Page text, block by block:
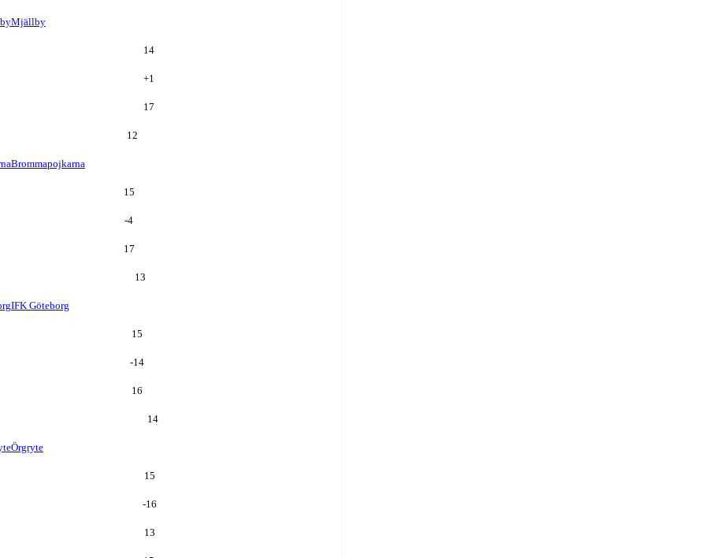
Mjällby
14
+1
17
12
Brommapojkarna
15
-4
17
13
IFK Göteborg
15
-14
16
14
Örgryte
15
-16
13